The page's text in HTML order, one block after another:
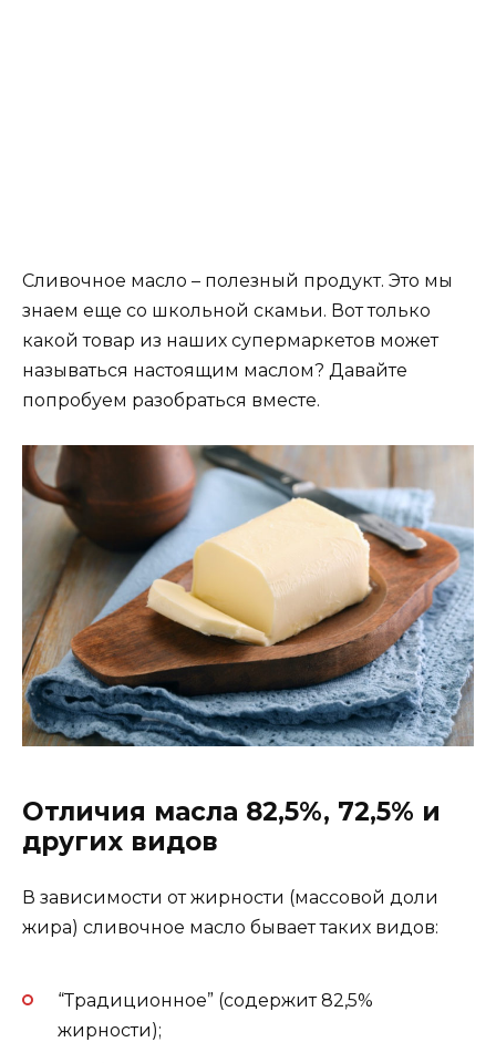
Сливочное масло – полезный продукт. Это мы
знаем еще со школьной скамьи. Вот только
какой товар из наших супермаркетов может
называться настоящим маслом? Давайте
попробуем разобраться вместе.
Отличия масла 82,5%, 72,5% и
других видов
В зависимости от жирности (массовой доли
жира) сливочное масло бывает таких видов:
“Традиционное” (содержит 82,5%
жирности);